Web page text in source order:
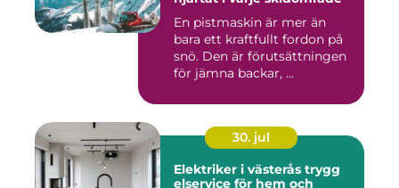
En pistmaskin är mer än
bara ett kraftfullt fordon på
snö. Den är förutsättningen
för jämna backar, ...
30. jul
Elektriker i västerås trygg
elservice för hem och